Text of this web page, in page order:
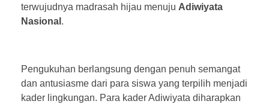
terwujudnya madrasah hijau menuju Adiwiyata
Nasional .
Pengukuhan berlangsung dengan penuh semangat
dan antusiasme dari para siswa yang terpilih menjadi
kader lingkungan. Para kader Adiwiyata diharapkan